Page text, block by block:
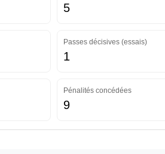
5
Passes décisives (essais)
1
Pénalités concédées
9